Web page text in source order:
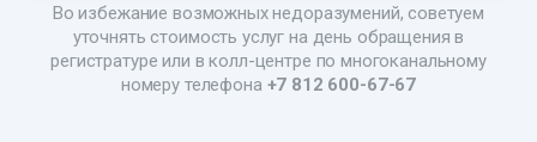
Во избежание возможных недоразумений, советуем
уточнять стоимость услуг на день обращения в
регистратуре или в колл-центре по многоканальному
номеру телефона +7 812 600-67-67